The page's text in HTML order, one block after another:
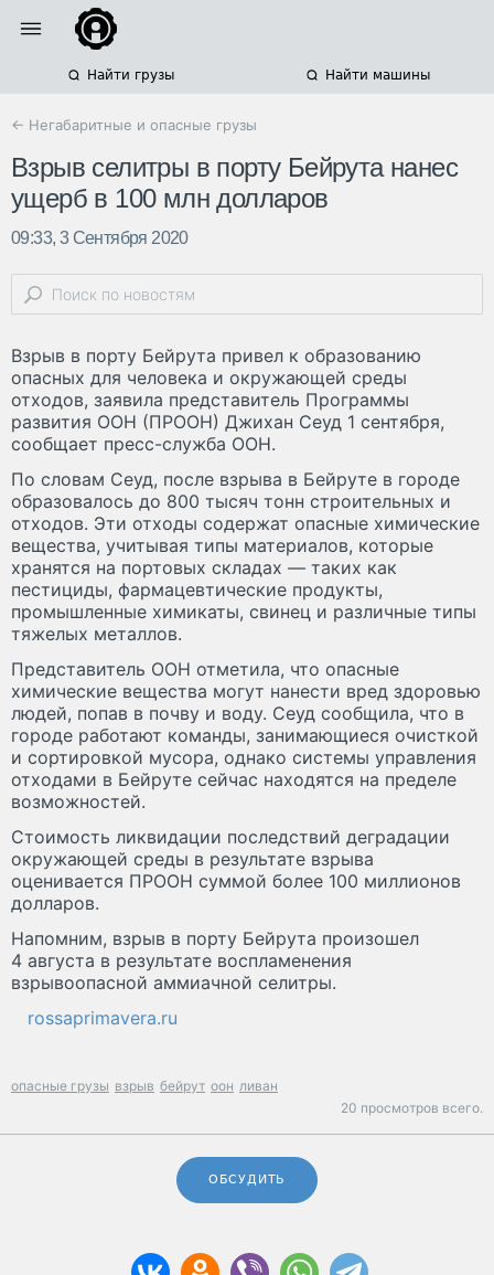
Найти грузы Найти машины
← Негабаритные и опасные грузы
Взрыв селитры в порту Бейрута нанес
ущерб в 100 млн долларов
09:33, 3 Сентября 2020
Взрыв в порту Бейрута привел к образованию
опасных для человека и окружающей среды
отходов, заявила представитель Программы
развития ООН (ПРООН) Джихан Сеуд 1 сентября,
сообщает пресс-служба ООН.
По словам Сеуд, после взрыва в Бейруте в городе
образовалось до 800 тысяч тонн строительных и
отходов. Эти отходы содержат опасные химические
вещества, учитывая типы материалов, которые
хранятся на портовых складах — таких как
пестициды, фармацевтические продукты,
промышленные химикаты, свинец и различные типы
тяжелых металлов.
Представитель ООН отметила, что опасные
химические вещества могут нанести вред здоровью
людей, попав в почву и воду. Сеуд сообщила, что в
городе работают команды, занимающиеся очисткой
и сортировкой мусора, однако системы управления
отходами в Бейруте сейчас находятся на пределе
возможностей.
Стоимость ликвидации последствий деградации
окружающей среды в результате взрыва
оценивается ПРООН суммой более 100 миллионов
долларов.
Напомним, взрыв в порту Бейрута произошел
4 августа в результате воспламенения
взрывоопасной аммиачной селитры.
rossaprimavera.ru
опасные грузы взрыв бейрут оон ливан
20 просмотров всего.
ОБСУДИТЬ